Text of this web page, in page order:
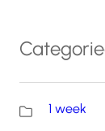
1 week